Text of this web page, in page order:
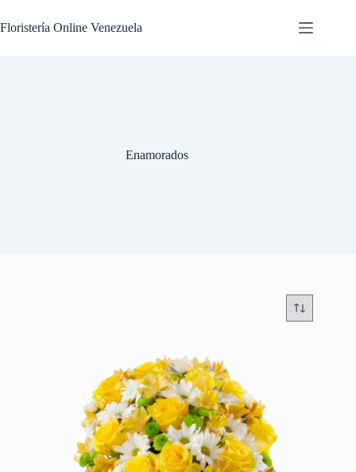
Floristería Online Venezuela
Enamorados